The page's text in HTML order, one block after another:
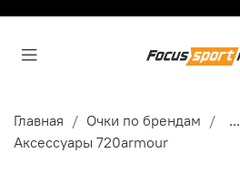
Главная Очки по брендам
...
Аксессуары 720armour